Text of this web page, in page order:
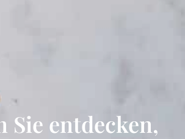
Sie entdecken,